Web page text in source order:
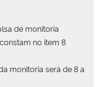
de monitoria
no item 8
monitoria será de 8 a